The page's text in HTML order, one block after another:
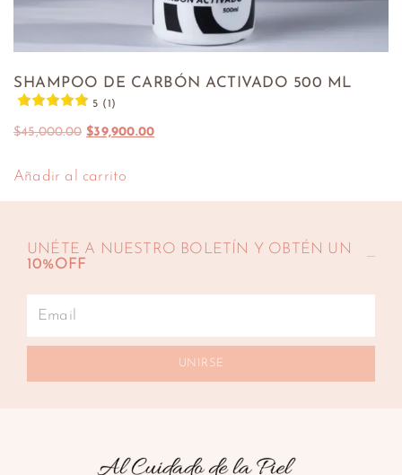
SHAMPOO DE CARBÓN ACTIVADO 500 ML
5 (1)
$45,000.00 $39,900.00
Añadir al carrito
UNÉTE A NUESTRO BOLETÍN Y OBTÉN UN
10%OFF
UNIRSE